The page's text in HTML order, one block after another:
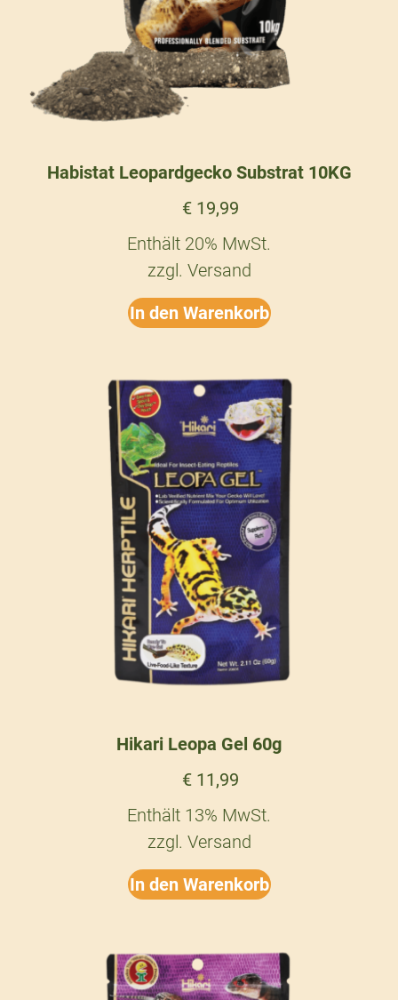
Habistat Leopardgecko Substrat 10KG
€19,99
Enthält 20% MwSt.
zzgl. Versand
In den Warenkorb
Hikari Leopa Gel 60g
€11,99
Enthält 13% MwSt.
zzgl. Versand
In den Warenkorb